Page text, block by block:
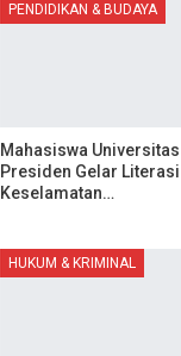
PENDIDIKAN & BUDAYA
Mahasiswa Universitas
Presiden Gelar Literasi
Keselamatan…
HUKUM & KRIMINAL